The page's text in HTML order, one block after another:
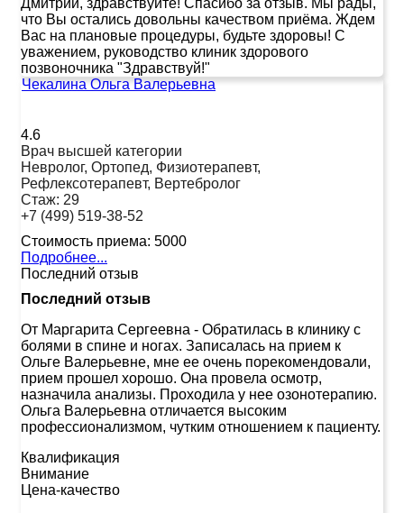
что Вы остались довольны качеством приёма. Ждем
Вас на плановые процедуры, будьте здоровы! С
уважением, руководство клиник здорового
позвоночника "Здравствуй!"
Чекалина Ольга Валерьевна
4.6
Врач высшей категории
Невролог, Ортопед, Физиотерапевт,
Рефлексотерапевт, Вертебролог
Стаж: 29
+7 (499) 519-38-52
Стоимость приема: 5000
Подробнее...
Последний отзыв
Последний отзыв
От Маргарита Сергеевна - Обратилась в клинику с
болями в спине и ногах. Записалась на прием к
Ольге Валерьевне, мне ее очень порекомендовали,
прием прошел хорошо. Она провела осмотр,
назначила анализы. Проходила у нее озонотерапию.
Ольга Валерьевна отличается высоким
профессионализмом, чутким отношением к пациенту.
Квалификация
Внимание
Цена-качество